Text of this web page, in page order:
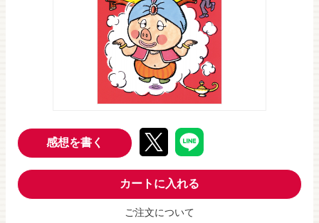
感想を書く
カートに入れる
ご注文について